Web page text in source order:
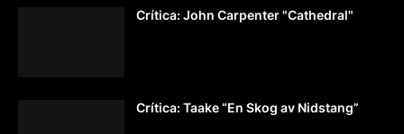
Crítica: John Carpenter "Cathedral"
Crítica: Taake “En Skog av Nidstang”